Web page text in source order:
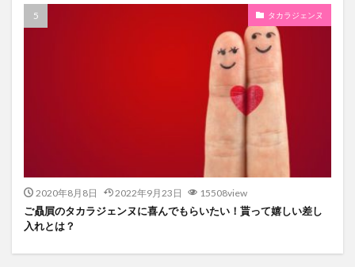
タカラジェンヌ
2020年8月8日 2022年9月23日 15508view
ご贔屓のタカラジェンヌに喜んでもらいたい！貰って嬉しい差し
入れとは？